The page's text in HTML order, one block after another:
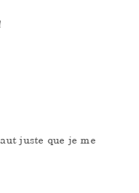
juste que je me